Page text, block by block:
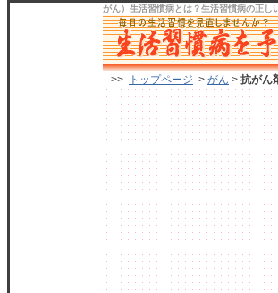
がん）生活習慣病とは？生活習慣病の正し
>> トップページ > がん > 抗がん